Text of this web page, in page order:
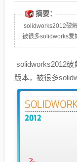
摘要：
solidworks2012破
被很多solidworks爱
solidworks2012
版本，被很多